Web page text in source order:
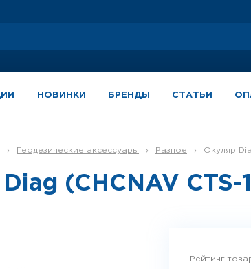
НОВИНКИ БРЕНДЫ СТАТЬИ
› Геодезические аксессуары › Разное › Окуляр
(CHCNAV CTS-
Рейтинг